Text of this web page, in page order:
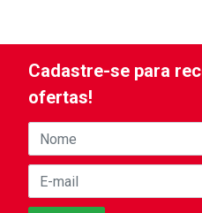
Cadastre-se para
ofertas!